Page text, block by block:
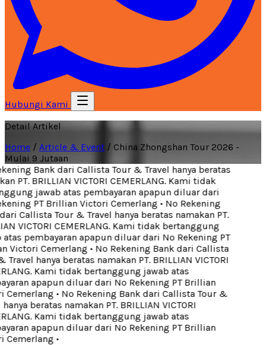
Hubungi Kami
Detail Artikel
Home / Article & Event / China Zhongshan Tour 2026 -
Mulai 9 Jutaan
Bank dari Callista Tour & Travel hanya beratas
PT. BRILLIAN VICTORI CEMERLANG. Kami tidak
jawab atas pembayaran apapun diluar dari
PT Brillian Victori Cemerlang• No Rekening
Callista Tour & Travel hanya beratas namakan PT.
VICTORI CEMERLANG. Kami tidak bertanggung
pembayaran apapun diluar dari No Rekening PT
Victori Cemerlang• No Rekening Bank dari Callista
hanya beratas namakan PT. BRILLIAN VICTORI
Kami tidak bertanggung jawab atas
apapun diluar dari No Rekening PT Brillian
• No Rekening Bank dari Callista Tour &
beratas namakan PT. BRILLIAN VICTORI
Kami tidak bertanggung jawab atas
apapun diluar dari No Rekening PT Brillian
•